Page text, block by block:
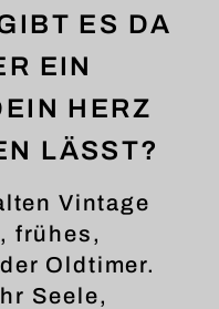
ES DA
EIN
HERZ
LÄSST?
Vintage
frühes,
Oldtimer.
Seele,